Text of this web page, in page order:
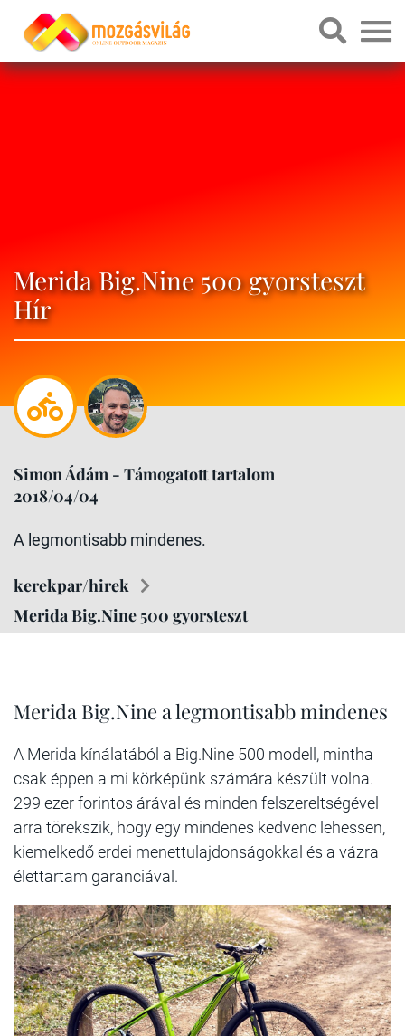
Merida Big.Nine 500 gyorsteszt
Hír
Simon Ádám - Támogatott tartalom
2018/04/04
A legmontisabb mindenes.
kerekpar/hirek
Merida Big.Nine 500 gyorsteszt
Merida Big.Nine a legmontisabb mindenes
A Merida kínálatából a Big.Nine 500 modell, mintha
csak éppen a mi körképünk számára készült volna.
299 ezer forintos árával és minden felszereltségével
arra törekszik, hogy egy mindenes kedvenc lehessen,
kiemelkedő erdei menettulajdonságokkal és a vázra
élettartam garanciával.